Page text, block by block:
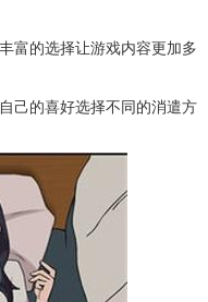
富的选择让游戏内容更加多
己的喜好选择不同的消遣方